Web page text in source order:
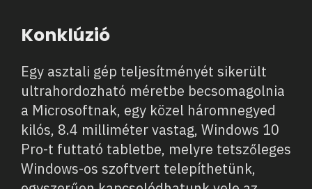
Konklúzió
Egy asztali gép teljesítményét sikerült
ultrahordozható méretbe becsomagolnia
a Microsoftnak, egy közel háromnegyed
kilós, 8.4 milliméter vastag, Windows 10
Pro-t futtató tabletbe, melyre tetszőleges
Windows-os szoftvert telepíthetünk,